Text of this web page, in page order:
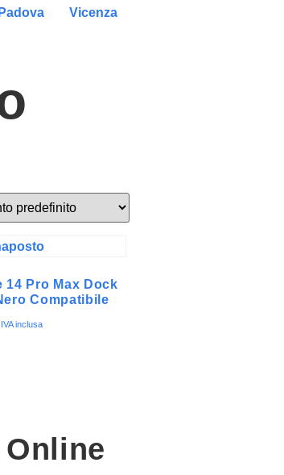
Padova Vicenza
14 Pro Max Dock
Compatibile
IVA inclusa